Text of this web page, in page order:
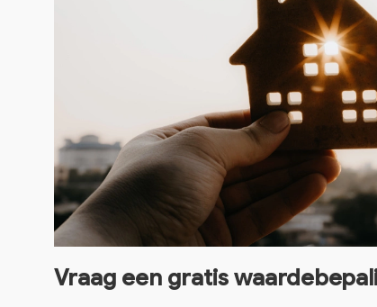
Vraag een gratis